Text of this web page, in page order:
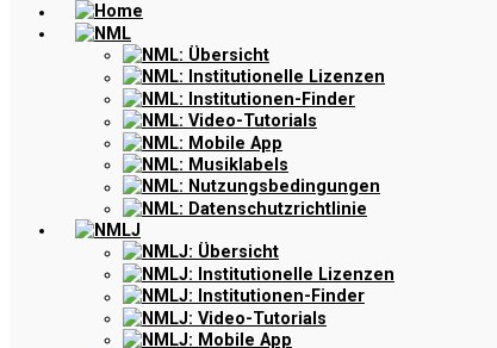
Home
NML
NML: Übersicht
NML: Institutionelle Lizenzen
NML: Institutionen-Finder
NML: Video-Tutorials
NML: Mobile App
NML: Musiklabels
NML: Nutzungsbedingungen
NML: Datenschutzrichtlinie
NMLJ
NMLJ: Übersicht
NMLJ: Institutionelle Lizenzen
NMLJ: Institutionen-Finder
NMLJ: Video-Tutorials
NMLJ: Mobile App